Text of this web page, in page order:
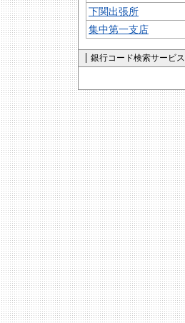
下関出張所
集中第一支店
銀行コード検索サービス